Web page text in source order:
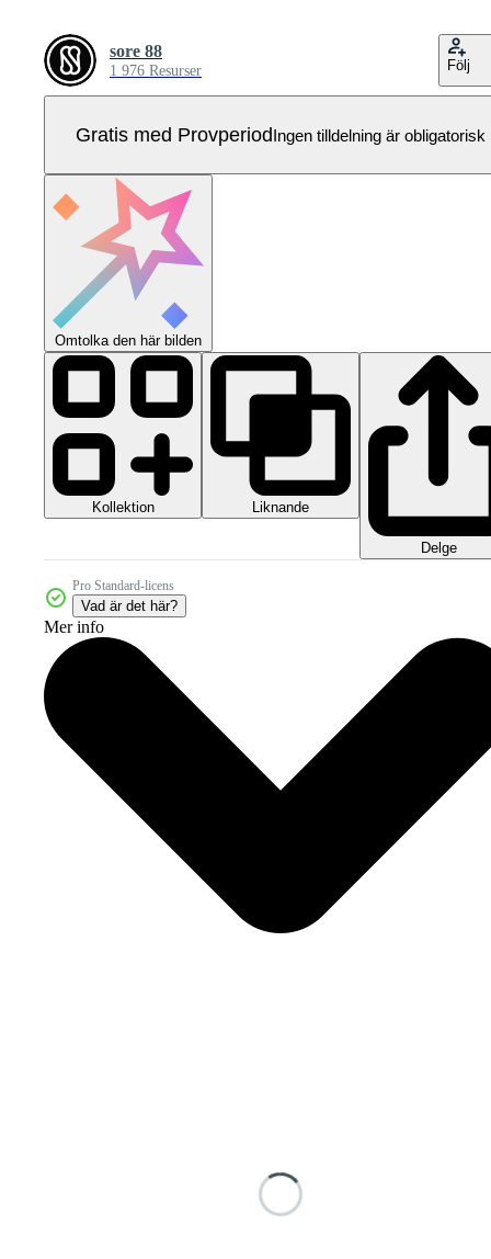
sore 88
1 976 Resurser Följ
Gratis med ProvperiodIngen tilldelning är obligatorisk
Omtolka den här bilden
Kollektion Liknande
Delge
Pro Standard-licens
Vad är det här?
Mer info